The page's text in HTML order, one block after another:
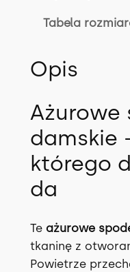
A
D
A
w
3
k
o
o
r
a
Tabela
Opis
Ażurowe
damskie
którego
da
Te ażurowe
tkaninę z
Powietrze